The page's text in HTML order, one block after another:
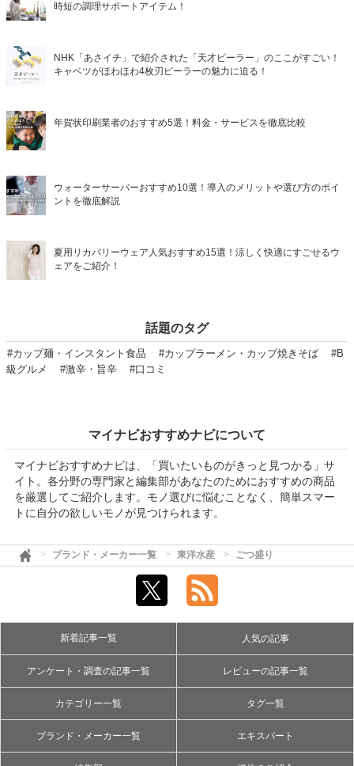
時短の調理サポートアイテム！
NHK「あさイチ」で紹介された「天才ピーラー」のここがすごい！
キャベツがほわほわ4枚刃ピーラーの魅力に迫る！
年賀状印刷業者のおすすめ5選！料金・サービスを徹底比較
ウォーターサーバーおすすめ10選！導入のメリットや選び方のポイ
ントを徹底解説
夏用リカバリーウェア人気おすすめ15選！涼しく快適にすごせるウ
ェアをご紹介！
話題のタグ
#カップ麺・インスタント食品 #カップラーメン・カップ焼きそば
#B
級グルメ
#激辛・旨辛 #口コミ
マイナビおすすめナビについて
マイナビおすすめナビは、「買いたいものがきっと見つかる」サ
イト。各分野の専門家と編集部があなたのためにおすすめの商品
を厳選してご紹介します。モノ選びに悩むことなく、簡単スマー
トに自分の欲しいモノが見つけられます。
ブランド・メーカー一覧 東洋水産 ごつ盛り
新着記事一覧 人気の記事
アンケート・調査の記事一覧 レビューの記事一覧
カテゴリー一覧 タグ一覧
ブランド・メーカー一覧 エキスパート